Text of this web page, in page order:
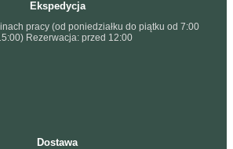
Ekspedycja
pracy (od poniedziałku do piątku od 7:00
Rezerwacja: przed 12:00
Dostawa